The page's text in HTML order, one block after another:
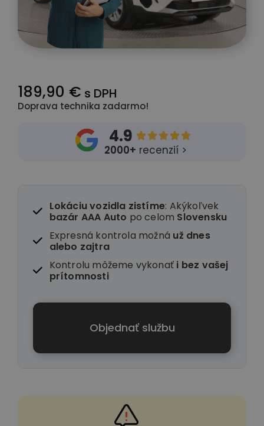
189,90 € s DPH
Doprava technika zadarmo!
4.9 
2000+ recenzií >
Lokáciu vozidla zistíme: Akýkoľvek
bazár AAA Auto po celom Slovensku
Expresná kontrola možná už dnes
alebo zajtra
Kontrolu môžeme vykonať i bez vašej
prítomnosti
Objednať službu